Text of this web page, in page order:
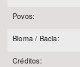
Povos:
Bioma / Bacia:
Créditos: